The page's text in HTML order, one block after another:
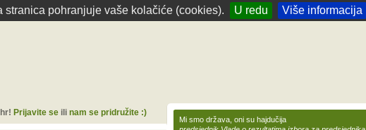
pohranjuje vaše kolačiće (cookies). U redu Više informacija
Prijavite seili nam se pridružite :)
Mi smo država, oni su hajdučija